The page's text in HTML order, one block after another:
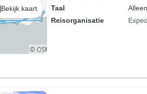
Bekijk kaart
Taal
Reisorganisatie